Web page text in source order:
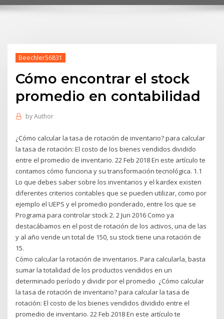
Beechler56831
Cómo encontrar el stock
promedio en contabilidad
byAuthor
¿Cómo calcular la tasa de rotación de inventario? para calcular
la tasa de rotación: El costo de los bienes vendidos dividido
entre el promedio de inventario. 22 Feb 2018 En este artículo te
contamos cómo funciona y su transformación tecnológica. 1.1
Lo que debes saber sobre los inventarios y el kardex existen
diferentes criterios contables que se pueden utilizar, como por
ejemplo el UEPS y el promedio ponderado, entre los que se
Programa para controlar stock 2. 2 Jun 2016 Como ya
destacábamos en el post de rotación de los activos, una de las
y al año vende un total de 150, su stock tiene una rotación de
15.
Cómo calcular la rotación de inventarios. Para calcularla, basta
sumar la totalidad de los productos vendidos en un
determinado período y dividir por el promedio ¿Cómo calcular
la tasa de rotación de inventario? para calcular la tasa de
rotación: El costo de los bienes vendidos dividido entre el
promedio de inventario. 22 Feb 2018 En este artículo te